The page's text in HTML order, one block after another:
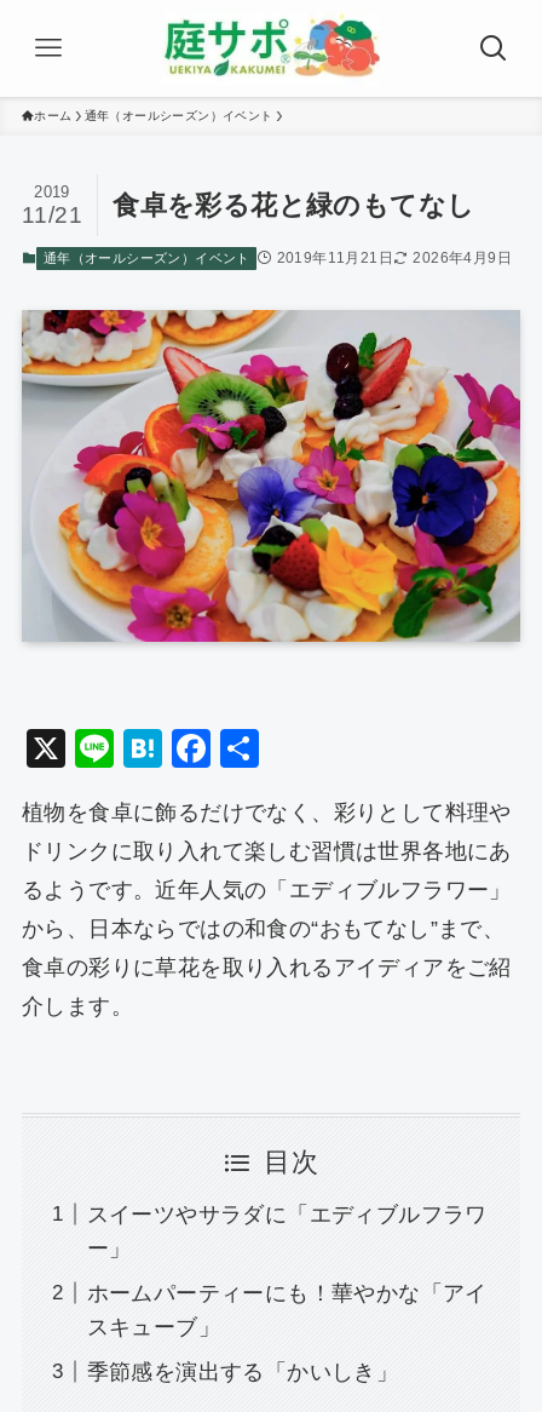
ホーム 通年（オールシーズン）イベント
食卓を彩る花と緑のもてなし
2019
11/21
通年（オールシーズン）イベント 2019年11月21日 2026年4月9日
X
Li
e
H
e
n
a
F
c
e
b
o
o
植物を食卓に飾るだけでなく、彩りとして料理や
ドリンクに取り入れて楽しむ習慣は世界各地にあ
るようです。近年人気の「エディブルフラワー」
から、日本ならではの和食の“おもてなし”まで、
食卓の彩りに草花を取り入れるアイディアをご紹
介します。
目次
スイーツやサラダに「エディブルフラワ
ー」
ホームパーティーにも！華やかな「アイ
スキューブ」
季節感を演出する「かいしき」